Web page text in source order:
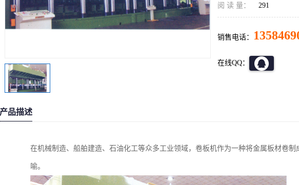
阅 读 量： 291
销售电话：
在线QQ：
产品描述
在机械制造、船舶建造、石油化工等众多工业领域，卷板机作为一种将金属板材卷
喻。